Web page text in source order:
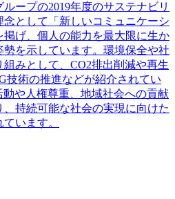
ープの2019年度のサステナビリ
として「新しいコミュニケーシ
掲げ、個人の能力を最大限に生か
勢を示しています。環境保全や社
みとして、CO2排出削減や再生
技術の推進などが紹介されてい
動や人権尊重、地域社会への貢献
持続可能な社会の実現に向けた
います。